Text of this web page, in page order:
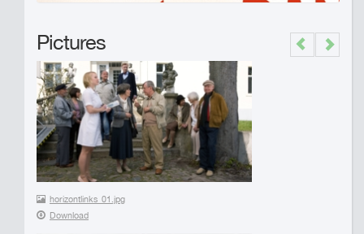
Pictures
horizontlinks_01.jpg
Download
Previous
Next